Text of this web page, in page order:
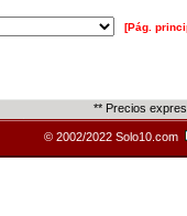
[Pág.
** Precios
© 2002/2022 Solo10.com